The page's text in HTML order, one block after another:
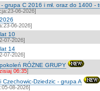
grupa C 2016 i mł. oraz do 1400 -
06-2026]
06-2026]
10
07-2026]
14
07-2026]
RÓŻNE GRUPY
06:35]
Dziedzic - grupa A
08-2026]